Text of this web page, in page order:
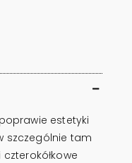
estetyki
szczególnie tam